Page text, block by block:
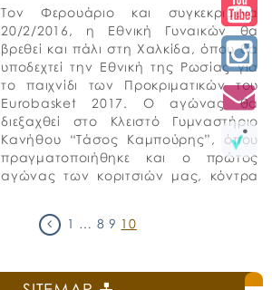
Τον Φερουάριο και συγκεκριμένα
20/2/2016, η Εθνική Γυναικών θα
βρεθεί και πάλι στη Χαλκίδα, όπου θα
υποδεχτεί την Εθνική της Ρωσίας για
το παιχνίδι των Προκριματικών του
Eurobasket 2017. Ο αγώνας θα
διεξαχθεί στο Κλειστό Γυμναστήριο
Κανήθου “Τάσος Καμπούρης”, όπου
πραγματοποιήθηκε και ο πρώτος
αγώνας των κοριτσιών μας, κόντρα
1 … 8 9 10